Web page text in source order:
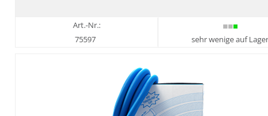
Art.-Nr.:
75597
sehr wenige auf Lager